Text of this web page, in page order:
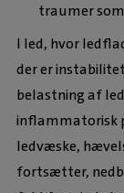
traumer
I led, hvor
der er
belastning af
inflammatorisk
ledvæske,
fortsætter,